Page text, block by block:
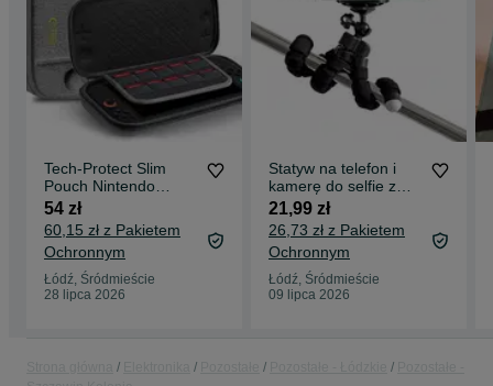
Tech-Protect Slim
Pouch Nintendo
Switch 2 Dark Grey
54 zł
60,15 zł z Pakietem
Ochronnym
Łódź, Śródmieście
28 lipca 2026
Statyw na telefon i
kamerę do selfie z
trójnogiem
21,99 zł
26,73 zł z Pakietem
Ochronnym
Łódź, Śródmieście
09 lipca 2026